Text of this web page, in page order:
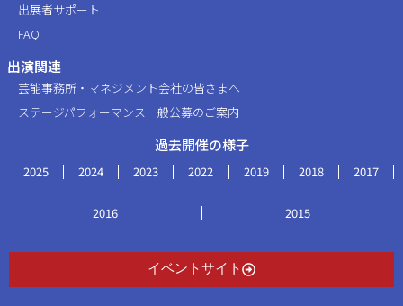
出展者サポート
FAQ
出演関連
芸能事務所・マネジメント会社の皆さまへ
ステージパフォーマンス一般公募のご案内
過去開催の様子
2025 2024 2023 2022 2019 2018 2017
2016 2015
イベントサイト